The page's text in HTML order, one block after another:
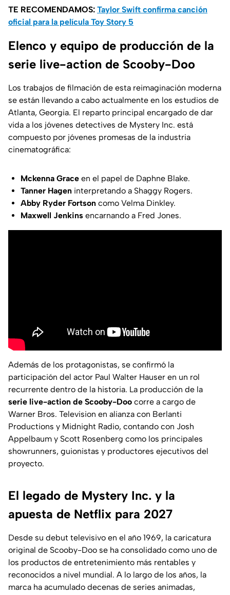
TE RECOMENDAMOS: Taylor Swift confirma canción
oficial para la película Toy Story 5
Elenco y equipo de producción de la
serie live-action de Scooby-Doo
Los trabajos de filmación de esta reimaginación moderna
se están llevando a cabo actualmente en los estudios de
Atlanta, Georgia. El reparto principal encargado de dar
vida a los jóvenes detectives de Mystery Inc. está
compuesto por jóvenes promesas de la industria
cinematográfica:
Mckenna Grace en el papel de Daphne Blake.
Tanner Hagen interpretando a Shaggy Rogers.
Abby Ryder Fortson como Velma Dinkley.
Maxwell Jenkins encarnando a Fred Jones.
Además de los protagonistas, se confirmó la
participación del actor Paul Walter Hauser en un rol
recurrente dentro de la historia. La producción de la
serie live-action de Scooby-Doo corre a cargo de
Warner Bros. Television en alianza con Berlanti
Productions y Midnight Radio, contando con Josh
Appelbaum y Scott Rosenberg como los principales
showrunners, guionistas y productores ejecutivos del
proyecto.
El legado de Mystery Inc. y la
apuesta de Netflix para 2027
Desde su debut televisivo en el año 1969, la caricatura
original de Scooby-Doo se ha consolidado como uno de
los productos de entretenimiento más rentables y
reconocidos a nivel mundial. A lo largo de los años, la
marca ha acumulado decenas de series animadas,